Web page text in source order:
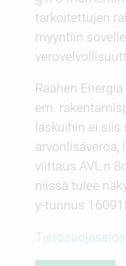
tarkoitettujen
myyntiin
Raahen
em.
laskuihin ei siis
arvonlisäveroa,
viittaus AVL:n
niissä tulee
y-tunnus